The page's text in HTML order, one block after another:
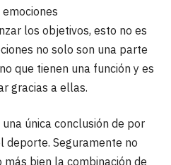
los objetivos, esto no es
no solo son una parte
que tienen una función y es
gracias a ellas.
única conclusión de por
deporte. Seguramente no
más bien la combinación de